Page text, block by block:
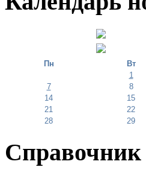
Пн Вт
1
7
8
14
15
21
22
28
29
Справочник